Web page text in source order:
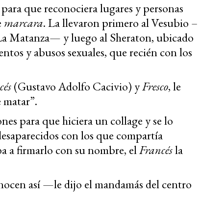
que reconociera lugares y personas
marcara. La llevaron primero al Vesubio –
Matanza— y luego al Sheraton, ubicado
y abusos sexuales, que recién con los
(Gustavo Adolfo Cacivio) yFresco, le
para que hiciera un collage y se lo
con los que compartía
a firmarlo con su nombre, elFrancésla
así —le dijo el mandamás del centro